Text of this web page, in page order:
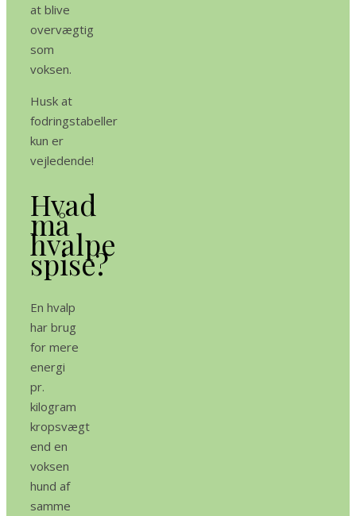
at blive
overvægtig
som
voksen.
Husk at
fodringstabeller
kun er
vejledende!
Hvad
må
hvalpe
spise?
En hvalp
har brug
for mere
energi
pr.
kilogram
kropsvægt
end en
voksen
hund af
samme